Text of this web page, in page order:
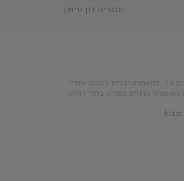
סנגריה דון סימון
גפנים ליין במשך זמן רב. למשפחה יקבים במגוון אזורי
המשפחה מהווים תמורה בלתי רגילה